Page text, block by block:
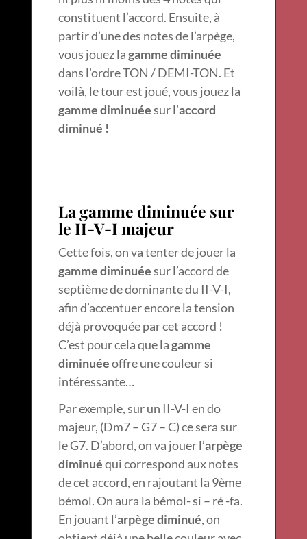
constituent l’accord. Ensuite, à
partir d’une des notes de l’arpège,
vous jouez lagamme diminuée
dans l’ordre TON / DEMI-TON. Et
voilà, le tour est joué, vous jouez la
gamme diminuéesur l’accord
diminué !
La gamme diminuée sur
le II-V-I majeur
Cette fois, on va tenter de jouer la
gamme diminuéesur l’accord de
septième de dominante du II-V-I,
afin d’accentuer encore la tension
déjà provoquée par cet accord !
C’est pour cela que lagamme
diminuéeoffre une couleur si
intéressante…
Par exemple, sur un II-V-I en do
majeur, (Dm7 – G7 – C) ce sera sur
le G7. D’abord, on va jouer l’arpège
diminuéqui correspond aux notes
de cet accord, en rajoutant la 9ème
bémol. On aura la bémol- si – ré -fa.
En jouant l’arpège diminué, on